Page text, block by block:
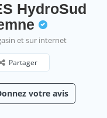
HydroSud
et sur internet
Partager
votre avis